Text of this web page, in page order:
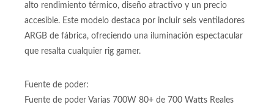
El Iceberg Flow C Negro se posiciona como la mejor opción
en gabinetes compactos para gamers que buscan combinar
alto rendimiento térmico, diseño atractivo y un precio
ARGB de fábrica, ofreciendo una iluminación espectacular
que resalta cualquier rig gamer.